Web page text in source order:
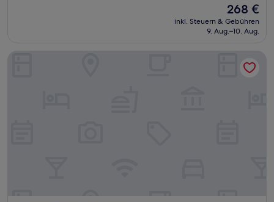
Der
Preis
beträgt
268 €
inkl. Steuern & Gebühren
9. Aug.–10. Aug.
Lopez Islander Resort